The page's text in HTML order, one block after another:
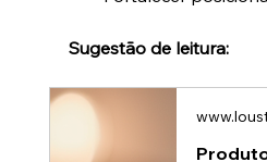
Sugestão de leitura: